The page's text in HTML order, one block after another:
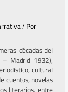
/ Por
décadas del
– Madrid 1932),
cultural
cuentos, novelas